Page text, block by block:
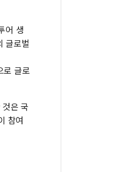
어 생
글로벌
로 글로
은 국
참여